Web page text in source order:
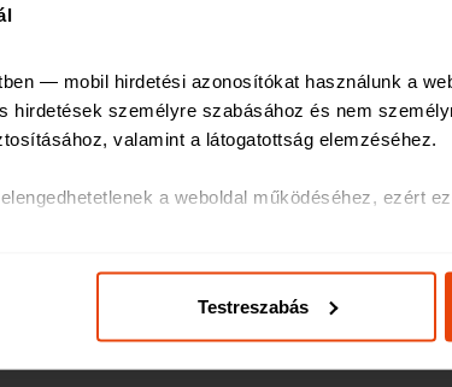
— mobil hirdetési azonosítókat használunk a
hirdetések személyre szabásához és nem
valamint a látogatottság elemzéséhez.
a weboldal működéséhez, ezért
és hirdetések személyre szabásához, közösségi
Ezenkívül közösségi média-, hirdető- és
Testreszabás
előtt:
alatt: